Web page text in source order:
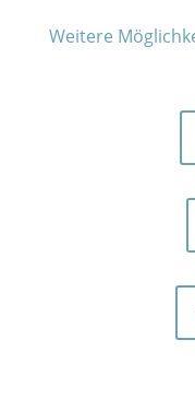
Weitere